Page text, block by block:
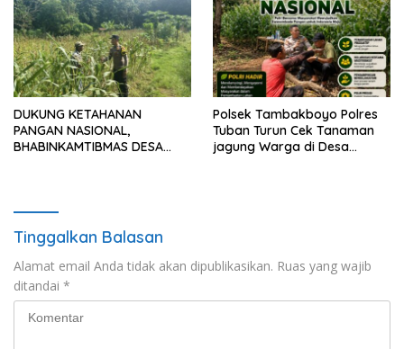
DUKUNG KETAHANAN
PANGAN NASIONAL,
BHABINKAMTIBMAS DESA
JAGUNG DI DESA PACING KEC.
PARENGAN.
Polsek Tambakboyo Polres
Tuban Turun Cek Tanaman
jagung Warga di Desa
Tinggalkan Balasan
Alamat email Anda tidak akan dipublikasikan. Ruas yang wajib
ditandai *